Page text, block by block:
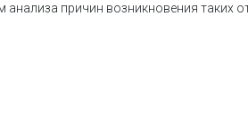
причин возникновения таких